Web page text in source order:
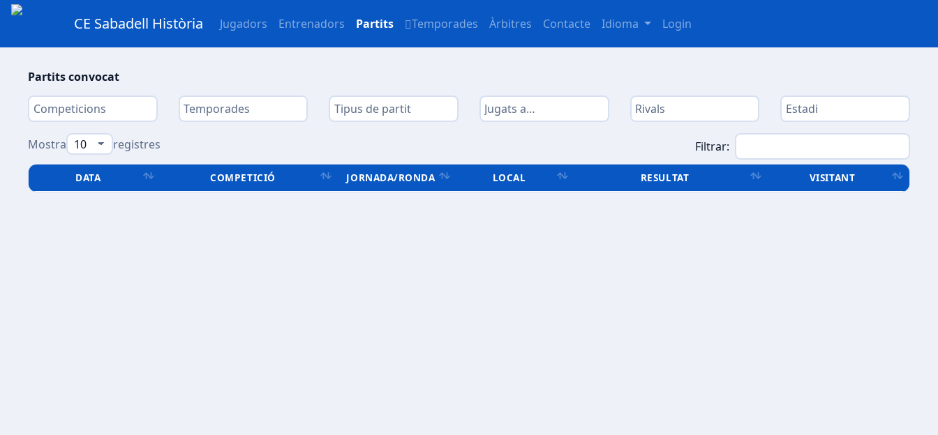
CE Sabadell Història Jugadors Entrenadors Partits Temporades Àrbitres Contacte Idioma Login
Partits convocat
Mostra registres Filtrar:
DATA COMPETICIÓ JORNADA/RONDA LOCAL RESULTAT VISITANT